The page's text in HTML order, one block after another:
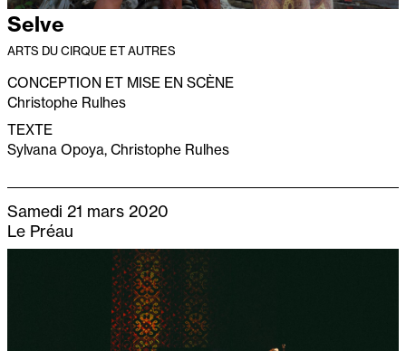
Selve
ARTS DU CIRQUE ET AUTRES
CONCEPTION ET MISE EN SCÈNE
Christophe Rulhes
TEXTE
Sylvana Opoya, Christophe Rulhes
Samedi 21 mars 2020
Le Préau